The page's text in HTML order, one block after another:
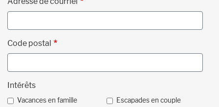
Code postal
Intérêts
Vacances en famille
Escapades en couple